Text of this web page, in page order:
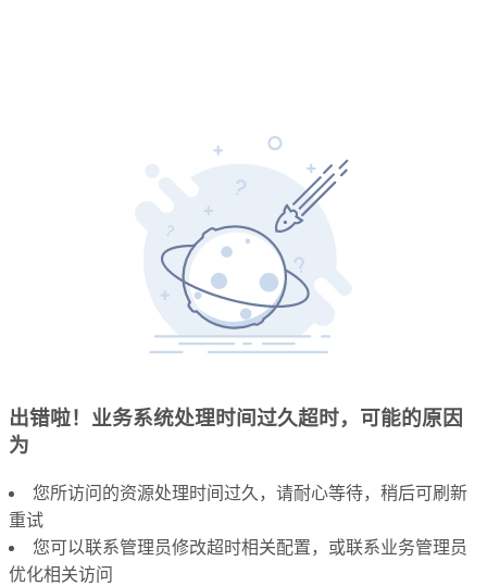
出错啦！业务系统处理时间过久超时，可能的原因
为
您所访问的资源处理时间过久，请耐心等待，稍后可刷新
重试
您可以联系管理员修改超时相关配置，或联系业务管理员
优化相关访问